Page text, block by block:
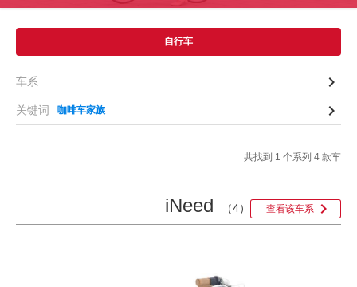
自行车
车系 
关键词 咖啡车家族 
共找到 1 个系列 4 款车
iNeed （4） 查看该车系 